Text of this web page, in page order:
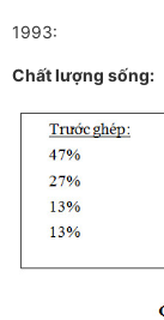
1993:
Chất lượng sống: